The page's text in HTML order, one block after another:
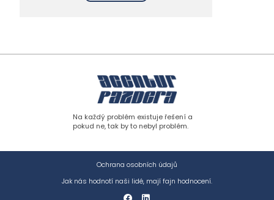
Na každý problém existuje řešení a
pokud ne, tak by to nebyl problém.
Ochrana osobních údajů
Jak nás hodnotí naši lidé, mají fajn hodnocení.